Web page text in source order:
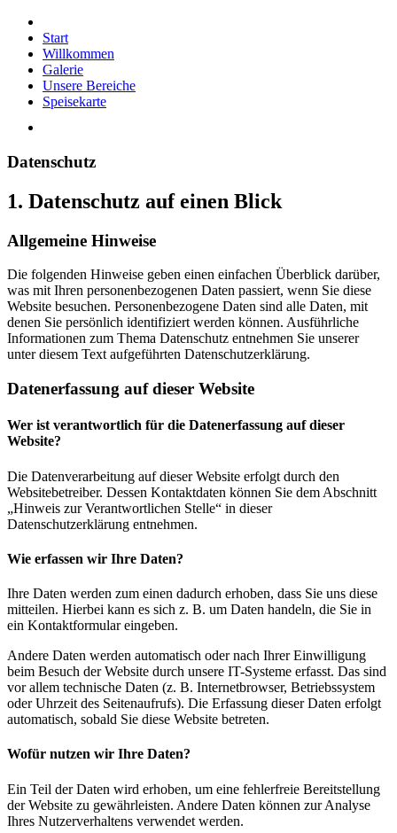
Start
Willkommen
Galerie
Unsere Bereiche
Speisekarte
Datenschutz
1. Datenschutz auf einen Blick
Allgemeine Hinweise
Die folgenden Hinweise geben einen einfachen Überblick darüber,
was mit Ihren personenbezogenen Daten passiert, wenn Sie diese
Website besuchen. Personenbezogene Daten sind alle Daten, mit
denen Sie persönlich identifiziert werden können. Ausführliche
Informationen zum Thema Datenschutz entnehmen Sie unserer
unter diesem Text aufgeführten Datenschutzerklärung.
Datenerfassung auf dieser Website
Wer ist verantwortlich für die Datenerfassung auf dieser
Website?
Die Datenverarbeitung auf dieser Website erfolgt durch den
Websitebetreiber. Dessen Kontaktdaten können Sie dem Abschnitt
„Hinweis zur Verantwortlichen Stelle“ in dieser
Datenschutzerklärung entnehmen.
Wie erfassen wir Ihre Daten?
Ihre Daten werden zum einen dadurch erhoben, dass Sie uns diese
mitteilen. Hierbei kann es sich z. B. um Daten handeln, die Sie in
ein Kontaktformular eingeben.
Andere Daten werden automatisch oder nach Ihrer Einwilligung
beim Besuch der Website durch unsere IT-Systeme erfasst. Das sind
vor allem technische Daten (z. B. Internetbrowser, Betriebssystem
oder Uhrzeit des Seitenaufrufs). Die Erfassung dieser Daten erfolgt
automatisch, sobald Sie diese Website betreten.
Wofür nutzen wir Ihre Daten?
Ein Teil der Daten wird erhoben, um eine fehlerfreie Bereitstellung
der Website zu gewährleisten. Andere Daten können zur Analyse
Ihres Nutzerverhaltens verwendet werden.